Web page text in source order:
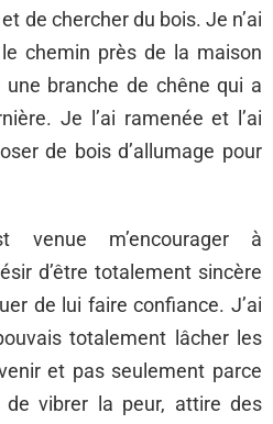
de chercher du bois. Je n’ai
chemin près de la maison
branche de chêne qui a
Je l’ai ramenée et l’ai
de bois d’allumage pour
venue m’encourager à
d’être totalement sincère
de lui faire confiance. J’ai
totalement lâcher les
et pas seulement parce
vibrer la peur, attire des